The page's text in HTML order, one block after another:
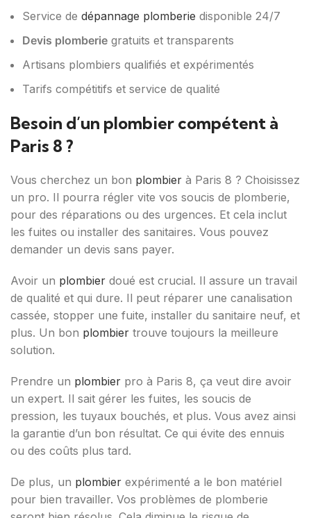
Service de dépannage plomberie disponible 24/7
Devis plomberie gratuits et transparents
Artisans plombiers qualifiés et expérimentés
Tarifs compétitifs et service de qualité
Besoin d’un plombier compétent à
Paris 8 ?
Vous cherchez un bon plombier à Paris 8 ? Choisissez
un pro. Il pourra régler vite vos soucis de plomberie,
pour des réparations ou des urgences. Et cela inclut
les fuites ou installer des sanitaires. Vous pouvez
demander un devis sans payer.
Avoir un plombier doué est crucial. Il assure un travail
de qualité et qui dure. Il peut réparer une canalisation
cassée, stopper une fuite, installer du sanitaire neuf, et
plus. Un bon plombier trouve toujours la meilleure
solution.
Prendre un plombier pro à Paris 8, ça veut dire avoir
un expert. Il sait gérer les fuites, les soucis de
pression, les tuyaux bouchés, et plus. Vous avez ainsi
la garantie d’un bon résultat. Ce qui évite des ennuis
ou des coûts plus tard.
De plus, un plombier expérimenté a le bon matériel
pour bien travailler. Vos problèmes de plomberie